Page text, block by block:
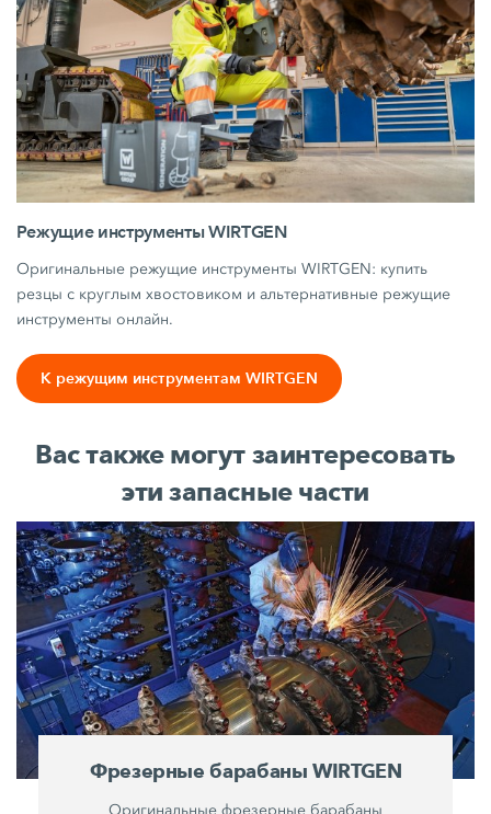
Режущие инструменты WIRTGEN
Оригинальные режущие инструменты WIRTGEN: купить
резцы с круглым хвостовиком и альтернативные режущие
инструменты онлайн.
К режущим инструментам WIRTGEN
Вас также могут заинтересовать
эти запасные части
Фрезерные барабаны WIRTGEN